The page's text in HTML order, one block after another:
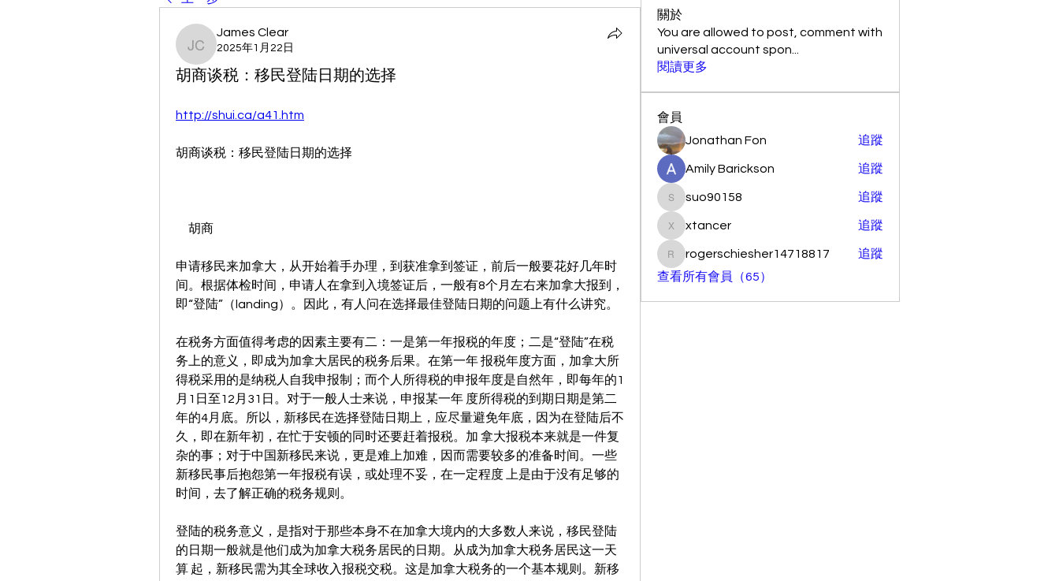
James Clear
James Clear
2025年1月22日
胡商谈税：移民登陆日期的选择
http://shui.ca/a41.htm
胡商谈税：移民登陆日期的选择
胡商
申请移民来加拿大，从开始着手办理，到获准拿到签证，前后一般要花好几年时
间。根据体检时间，申请人在拿到入境签证后，一般有8个月左右来加拿大报到，
即“登陆”（landing）。因此，有人问在选择最佳登陆日期的问题上有什么讲究。
在税务方面值得考虑的因素主要有二：一是第一年报税的年度；二是“登陆”在税
务上的意义，即成为加拿大居民的税务后果。在第一年 报税年度方面，加拿大所
得税采用的是纳税人自我申报制；而个人所得税的申报年度是自然年，即每年的1
月1日至12月31日。对于一般人士来说，申报某一年 度所得税的到期日期是第二
年的4月底。所以，新移民在选择登陆日期上，应尽量避免年底，因为在登陆后不
久，即在新年初，在忙于安顿的同时还要赶着报税。加 拿大报税本来就是一件复
杂的事；对于中国新移民来说，更是难上加难，因而需要较多的准备时间。一些
新移民事后抱怨第一年报税有误，或处理不妥，在一定程度 上是由于没有足够的
时间，去了解正确的税务规则。
登陆的税务意义，是指对于那些本身不在加拿大境内的大多数人来说，移民登陆
的日期一般就是他们成为加拿大税务居民的日期。从成为加拿大税务居民这一天
算 起，新移民需为其全球收入报税交税。这是加拿大税务的一个基本规则。新移
關於
You are allowed to post, comment with
universal account spon
閱讀更多
會員
Jonathan Fon 追蹤
Amily Barickson 追蹤
suo90158
suo90158 追蹤
xtancer
xtancer 追蹤
rogerschiesher14718817
rogerschiesher14718817
追蹤
查看所有會員（65）